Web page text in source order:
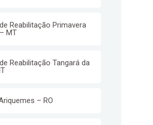
Reabilitação Primavera
MT
Reabilitação Tangará da
– RO